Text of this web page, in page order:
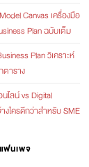
Canvas เครื่องมือ
Plan ฉบับเต็ม
Plan วิเคราะห์
ตาราง
ไลน์ vs Digital
งใครดีกว่าสำหรับ SME
ฟนเพจ